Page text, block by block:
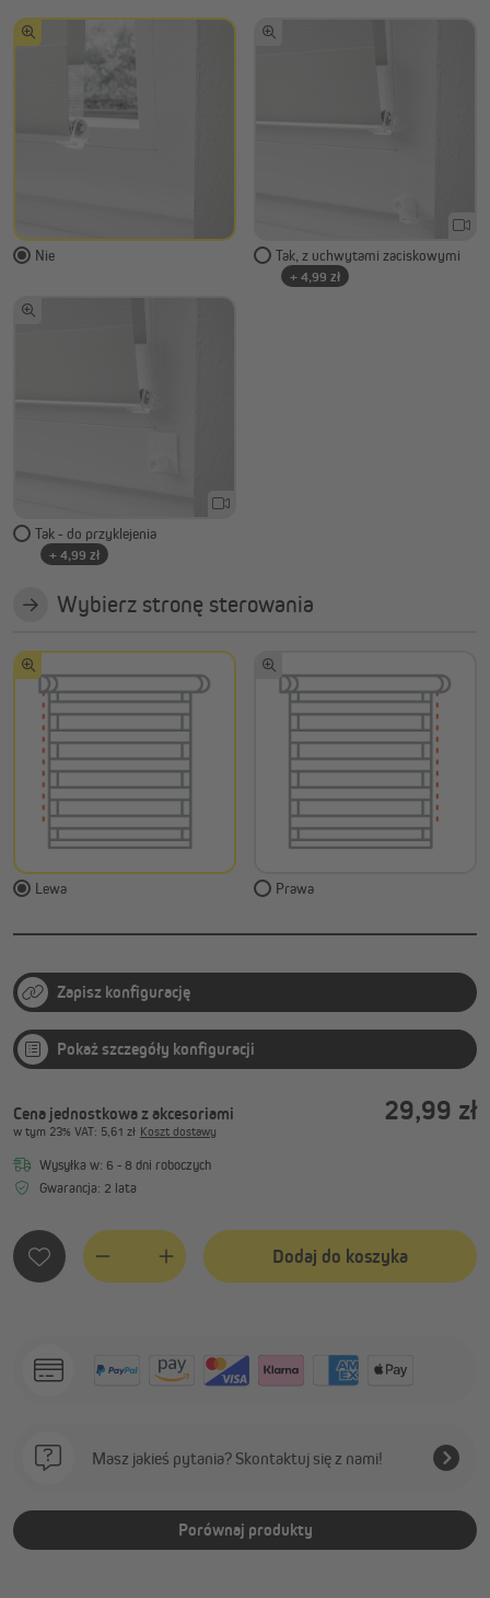
Nie Tak, z uchwytami zaciskowymi
+ 4,99 zł
Tak - do przyklejenia
+ 4,99 zł
Wybierz stronę sterowania
Lewa Prawa
Zapisz konfigurację
Pokaż szczegóły konfiguracji
Cena jednostkowa z akcesoriami
w tym 23% VAT: 5,61 zł Koszt dostawy
Wysyłka w: 6 - 8 dni roboczych
Gwarancja: 2 lata
29,99 zł
Dodaj do koszyka
Masz jakieś pytania? Skontaktuj się z nami!
Porównaj produkty